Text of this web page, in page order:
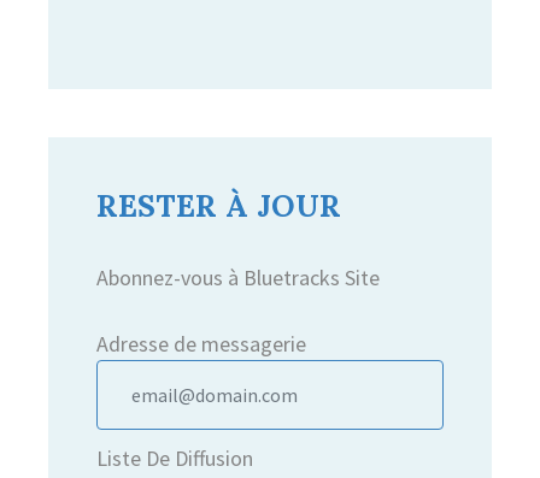
RESTER À JOUR
Abonnez-vous à Bluetracks Site
Adresse de messagerie
Liste De Diffusion